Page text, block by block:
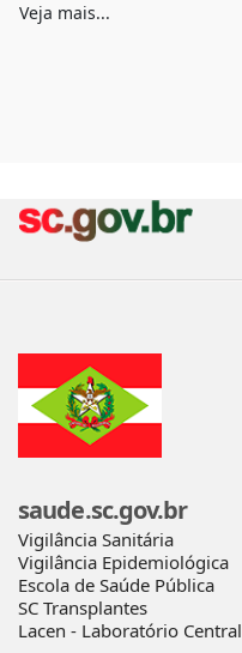
Veja mais...
saude.sc.gov.br
Vigilância Sanitária
Vigilância Epidemiológica
Escola de Saúde Pública
SC Transplantes
Lacen - Laboratório Central